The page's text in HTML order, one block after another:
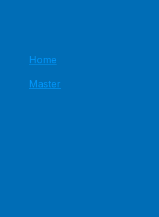
Home
Master